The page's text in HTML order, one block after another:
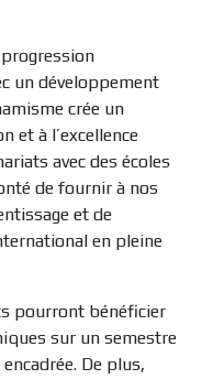
un développement
crée un
et à l’excellence
avec des écoles
de fournir à nos
et de
en pleine
pourront bénéficier
sur un semestre
De plus,